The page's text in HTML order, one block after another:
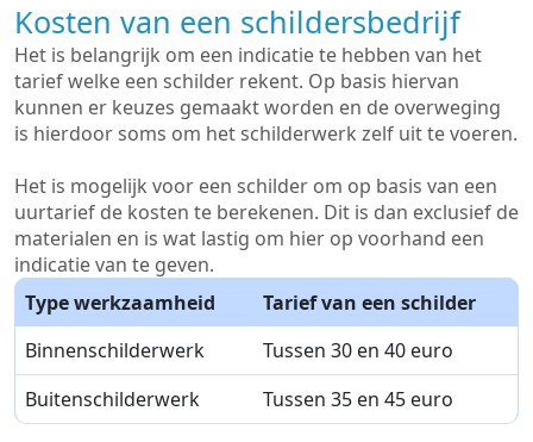
Kosten van een schildersbedrijf
Het is belangrijk om een indicatie te hebben van het
tarief welke een schilder rekent. Op basis hiervan
kunnen er keuzes gemaakt worden en de overweging
is hierdoor soms om het schilderwerk zelf uit te voeren.
Het is mogelijk voor een schilder om op basis van een
uurtarief de kosten te berekenen. Dit is dan exclusief de
materialen en is wat lastig om hier op voorhand een
indicatie van te geven.
Type werkzaamheid
Tarief van een schilder
Binnenschilderwerk
Tussen 30 en 40 euro
Buitenschilderwerk
Tussen 35 en 45 euro